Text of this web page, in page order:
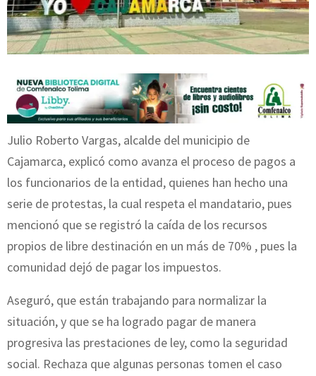
Julio Roberto Vargas, alcalde del municipio de
Cajamarca, explicó como avanza el proceso de pagos a
los funcionarios de la entidad, quienes han hecho una
serie de protestas, la cual respeta el mandatario, pues
mencionó que se registró la caída de los recursos
propios de libre destinación en un más de 70% , pues la
comunidad dejó de pagar los impuestos.
Aseguró, que están trabajando para normalizar la
situación, y que se ha logrado pagar de manera
progresiva las prestaciones de ley, como la seguridad
social. Rechaza que algunas personas tomen el caso